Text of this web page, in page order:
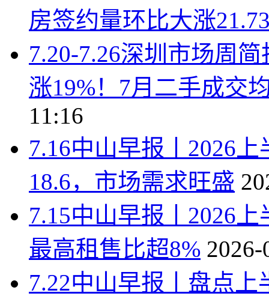
房签约量环比大涨
7.20-7.26深圳市场周
涨19%！7月二手成交
11:16
7.16中山早报丨2026
18.6，市场需求旺盛
7.15中山早报丨2026
最高租售比超8% 2026-
7.22中山早报丨盘点